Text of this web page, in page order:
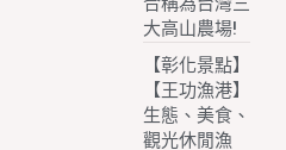
大高山農場!
【彰化景點】
【王功漁港】
生態、美食、
觀光休閒漁